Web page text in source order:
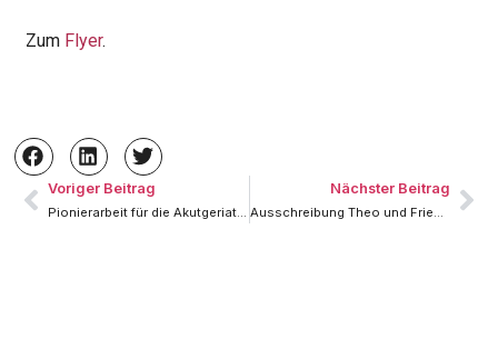
Zum Flyer.
Voriger Beitrag
Pionierarbeit für die Akutgeriatrie – Ein Best-Practice-Modell der Geriatrie
Nächster Beitrag
Ausschreibung Theo und Friedl Schöller-Preis 2026